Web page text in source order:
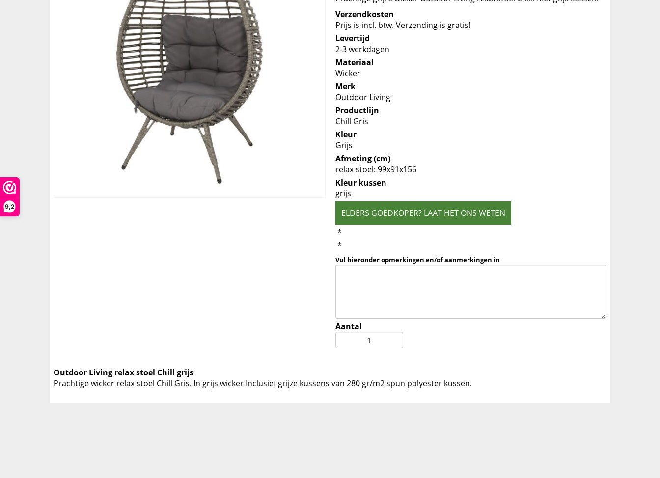
9,2
Verzendkosten
Prijs is incl. btw. Verzending is gratis!
Levertijd
2-3 werkdagen
Materiaal
Wicker
Merk
Outdoor Living
Productlijn
Chill Gris
Kleur
Grijs
Afmeting (cm)
relax stoel: 99x91x156
Kleur kussen
grijs
ELDERS GOEDKOPER? LAAT HET ONS WETEN
*
*
Vul hieronder opmerkingen en/of aanmerkingen in
Aantal
Outdoor Living relax stoel Chill grijs
Prachtige wicker relax stoel Chill Gris. In grijs wicker Inclusief grijze kussens van 280 gr/m2 spun polyester kussen.